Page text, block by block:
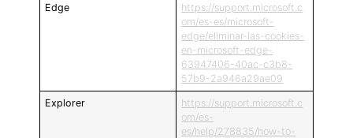
Edge
https://support.microsoft.c
om/es-es/microsoft-
edge/eliminar-las-cookies-
en-microsoft-edge-
63947406-40ac-c3b8-
57b9-2a946a29ae09
Explorer
https://support.microsoft.c
om/es-
es/help/278835/how-to-